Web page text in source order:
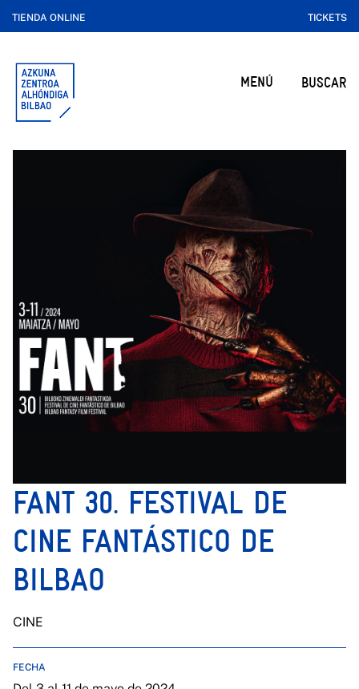
TIENDA ONLINE TICKETS
MENÚ BUSCAR
FANT 30. FESTIVAL DE
CINE FANTÁSTICO DE
BILBAO
CINE
FECHA